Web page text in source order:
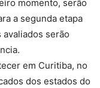
momento, serão
a segunda etapa
serão
em Curitiba, no
dos estados do